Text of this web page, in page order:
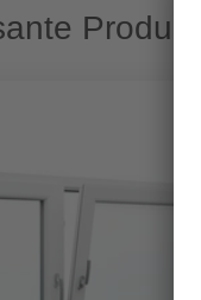
Produkte